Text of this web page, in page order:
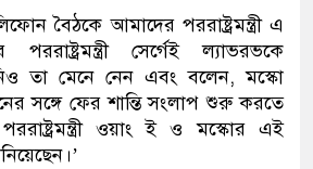
বৈঠকে আমাদের পররাষ্ট্রমন্ত্রী এ
পররাষ্ট্রমন্ত্রী সের্গেই ল্যাভরভকে
তা মেনে নেন এবং বলেন, মস্কো
সঙ্গে ফের শান্তি সংলাপ শুরু করতে
ওয়াং ই ও মস্কোর এই